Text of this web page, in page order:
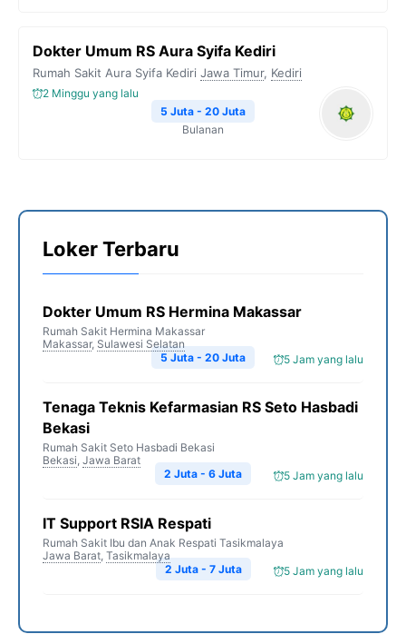
Dokter Umum RS Aura Syifa Kediri
Rumah Sakit Aura Syifa Kediri Jawa Timur, Kediri
2 Minggu yang lalu
5 Juta - 20 Juta
Bulanan
Loker Terbaru
Dokter Umum RS Hermina Makassar
Rumah Sakit Hermina Makassar
Makassar, Sulawesi Selatan
5 Jam yang lalu
5 Juta - 20 Juta
Tenaga Teknis Kefarmasian RS Seto Hasbadi
Bekasi
Rumah Sakit Seto Hasbadi Bekasi
Bekasi, Jawa Barat
5 Jam yang lalu
2 Juta - 6 Juta
IT Support RSIA Respati
Rumah Sakit Ibu dan Anak Respati Tasikmalaya
Jawa Barat, Tasikmalaya
5 Jam yang lalu
2 Juta - 7 Juta